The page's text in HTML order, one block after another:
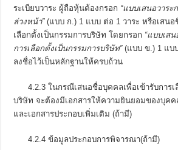
ระเบียบวาระ ผู้ถือหุ้นต้องกรอก “แบบเสนอวาร
ล่วงหน้า”(แบบ ก.) 1 แบบ ต่อ 1 วาระ หรือเสนอ
เลือกตั้งเป็นกรรมการบริษัท โดยกรอก “แบบเส
การเลือกตั้งเป็นกรรมการบริษัท”(แบบ ข.) 1 แบ
ลงชื่อไว้เป็นหลักฐานให้ครบถ้วน
4.2.3 ในกรณีเสนอชื่อบุคคลเพื่อเข้ารับการเ
บริษัท จะต้องมีเอกสารให้ความยินยอมของบุคค
และเอกสารประกอบเพิ่มเติม (ถ้ามี)
4.2.4 ข้อมูลประกอบการพิจารณา(ถ้ามี)